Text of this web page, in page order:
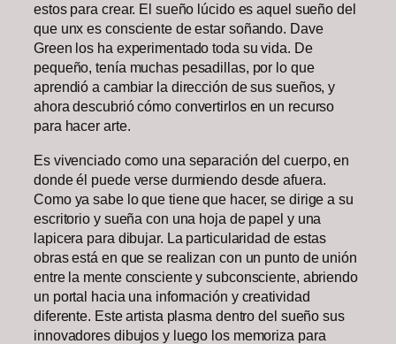
estos para crear. El sueño lúcido es aquel sueño del
que unx es consciente de estar soñando. Dave
Green los ha experimentado toda su vida. De
pequeño, tenía muchas pesadillas, por lo que
aprendió a cambiar la dirección de sus sueños, y
ahora descubrió cómo convertirlos en un recurso
para hacer arte.
Es vivenciado como una separación del cuerpo, en
donde él puede verse durmiendo desde afuera.
Como ya sabe lo que tiene que hacer, se dirige a su
escritorio y sueña con una hoja de papel y una
lapicera para dibujar. La particularidad de estas
obras está en que se realizan con un punto de unión
entre la mente consciente y subconsciente, abriendo
un portal hacia una información y creatividad
diferente. Este artista plasma dentro del sueño sus
innovadores dibujos y luego los memoriza para